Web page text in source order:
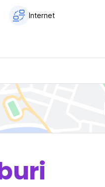
Internet